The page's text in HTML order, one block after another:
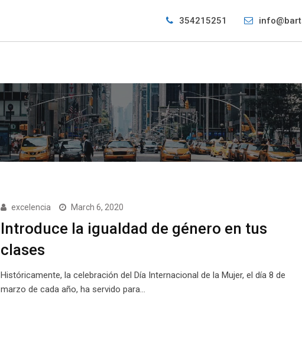
354215251
excelencia March 6, 2020
Introduce la igualdad de género en tus
clases
Históricamente, la celebración del Día Internacional de la Mujer, el día 8 de
marzo de cada año, ha servido para…